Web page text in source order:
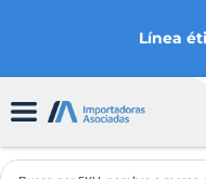
Línea
Busca por SKU,